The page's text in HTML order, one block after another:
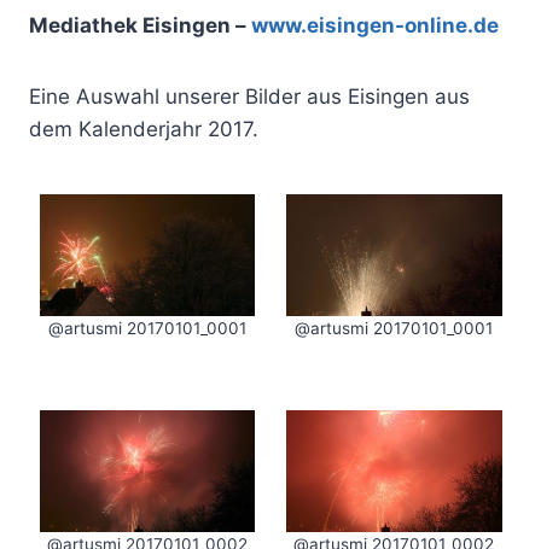
Mediathek Eisingen – www.eisingen-online.de
Eine Auswahl unserer Bilder aus Eisingen aus
dem Kalenderjahr 2017.
@artusmi 20170101_0001 @artusmi 20170101_0001
@artusmi 20170101_0002 @artusmi 20170101_0002